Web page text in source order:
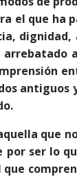
el que ha
antiguos
que
ser lo